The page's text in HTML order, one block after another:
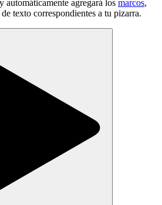
agregará los marcos,
texto correspondientes a tu pizarra.